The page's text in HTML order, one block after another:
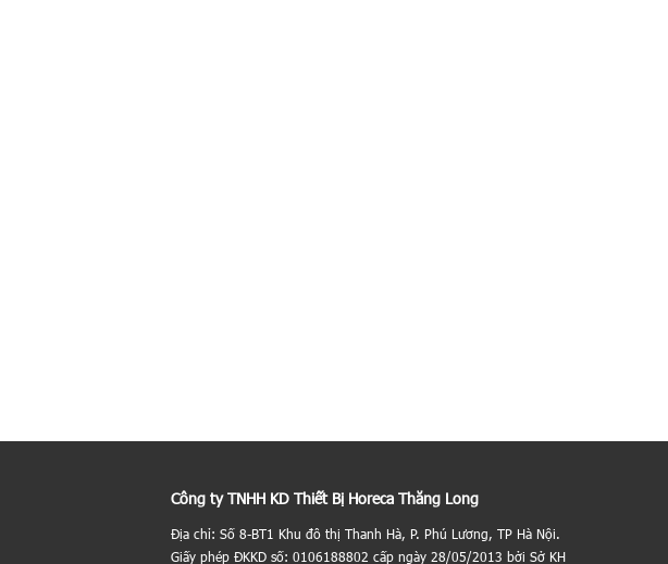
Công ty TNHH KD Thiết Bị Horeca Thăng Long
Địa chỉ: Số 8-BT1 Khu đô thị Thanh Hà, P. Phú Lương, TP Hà Nội.
Giấy phép ĐKKD số: 0106188802 cấp ngày 28/05/2013 bởi Sở KH